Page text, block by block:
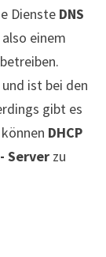
Dienste DNS
also einem
ist bei den
gibt es
DHCP
Serverzu